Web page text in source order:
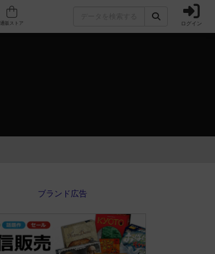
人気ボードゲーム ログイン